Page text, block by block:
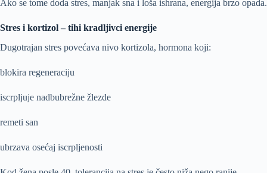
Ako se tome doda stres, manjak sna i loša ishrana, energija brzo opada.
Stres i kortizol – tihi kradljivci energije
Dugotrajan stres povećava nivo kortizola, hormona koji:
blokira regeneraciju
iscrpljuje nadbubrežne žlezde
remeti san
ubrzava osećaj iscrpljenosti